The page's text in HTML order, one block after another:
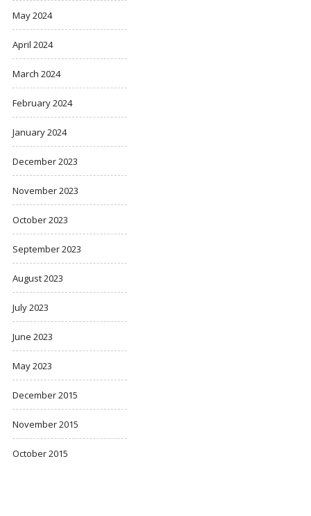
May 2024
April 2024
March 2024
February 2024
January 2024
December 2023
November 2023
October 2023
September 2023
August 2023
July 2023
June 2023
May 2023
December 2015
November 2015
October 2015